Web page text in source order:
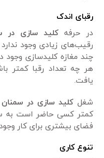
رقبای اندک
در حرفه کلید سازی در
رقیب‌های زیادی وجود
چند مغازه کلیدسازی
هر چه تعداد رقبا کمتر
یافت.
شغل کلید سازی در سمنان
کمتر کسی حاضر است به
فضای بیشتری برای کار
تنوع کاری